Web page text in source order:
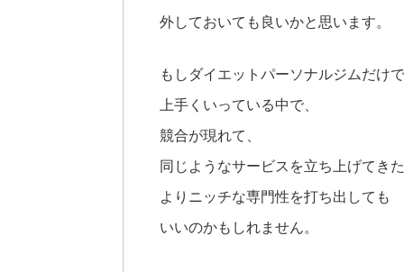
外しておいても良いかと思います。
もしダイエットパーソナルジムだけで
上手くいっている中で、
競合が現れて、
同じようなサービスを立ち上げてき
よりニッチな専門性を打ち出しても
いいのかもしれません。